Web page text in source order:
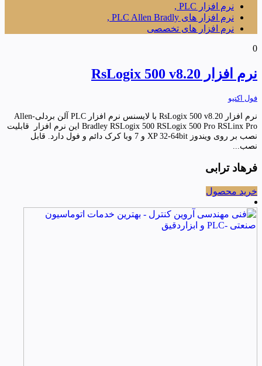
نرم افزار PLC ,
نرم افزار های PLC Allen Bradly ,
نرم افزار های تخصصی
0
نرم افزار RsLogix 500 v8.20
فول اکتیو
نرم افزار RsLogix 500 v8.20 با لایسنس نرم افزار PLC آلن بردلی-Allen
Bradley RSLogix 500 RSLogix 500 Pro RSLinx Pro این نرم افزار قابلیت
نصب بر روی ویندوز XP 32-64bit و 7 وبا کرک دائم و فول دارد. قابل
نصب...
فرهاد ترابی
خرید محصول